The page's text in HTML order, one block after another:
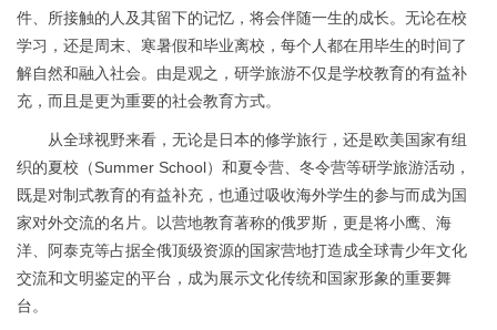
件、所接触的人及其留下的记忆，将会伴随一生的成长。无论在校
学习，还是周末、寒暑假和毕业离校，每个人都在用毕生的时间了
解自然和融入社会。由是观之，研学旅游不仅是学校教育的有益补
充，而且是更为重要的社会教育方式。
从全球视野来看，无论是日本的修学旅行，还是欧美国家有组
织的夏校（Summer School）和夏令营、冬令营等研学旅游活动，
既是对制式教育的有益补充，也通过吸收海外学生的参与而成为国
家对外交流的名片。以营地教育著称的俄罗斯，更是将小鹰、海
洋、阿泰克等占据全俄顶级资源的国家营地打造成全球青少年文化
交流和文明鉴定的平台，成为展示文化传统和国家形象的重要舞
台。